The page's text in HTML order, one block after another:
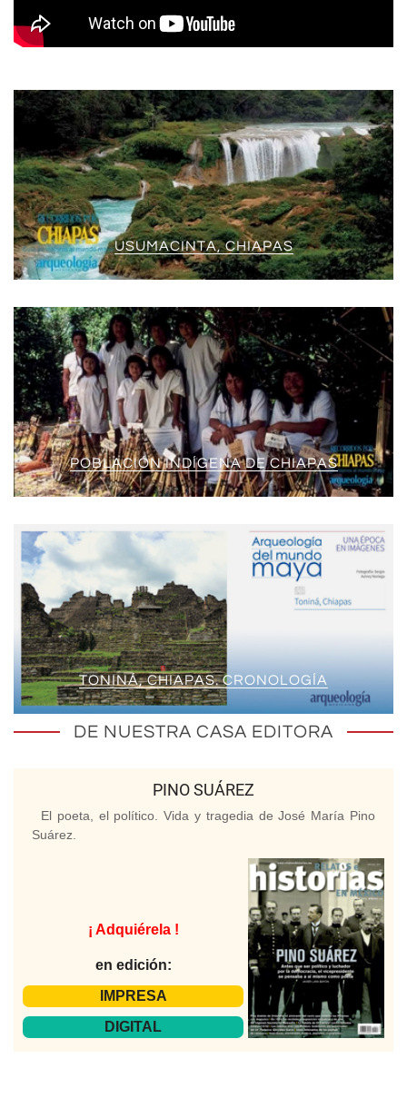
USUMACINTA, CHIAPAS
POBLACIÓN INDÍGENA DE CHIAPAS
TONINÁ, CHIAPAS. CRONOLOGÍA
DE NUESTRA CASA EDITORA
PINO SUÁREZ
El poeta, el político. Vida y tragedia de José María Pino
Suárez.
¡ Adquiérela !
en edición:
IMPRESA
DIGITAL